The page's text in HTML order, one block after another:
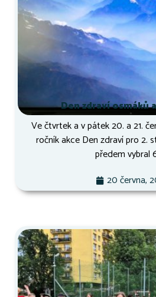
Den zdraví osmáků
Ve čtvrtek a v pátek 20. a 21.
ročník akce Den zdraví pro 2.
předem vybral
20 června,